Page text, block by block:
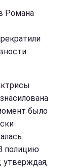
Романа
было
полицию
утверждая,